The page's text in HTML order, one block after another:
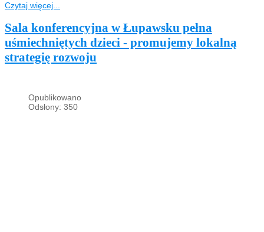
Czytaj więcej...
Sala konferencyjna w Łupawsku pełna
uśmiechniętych dzieci - promujemy lokalną
strategię rozwoju
Opublikowano
Odsłony: 350